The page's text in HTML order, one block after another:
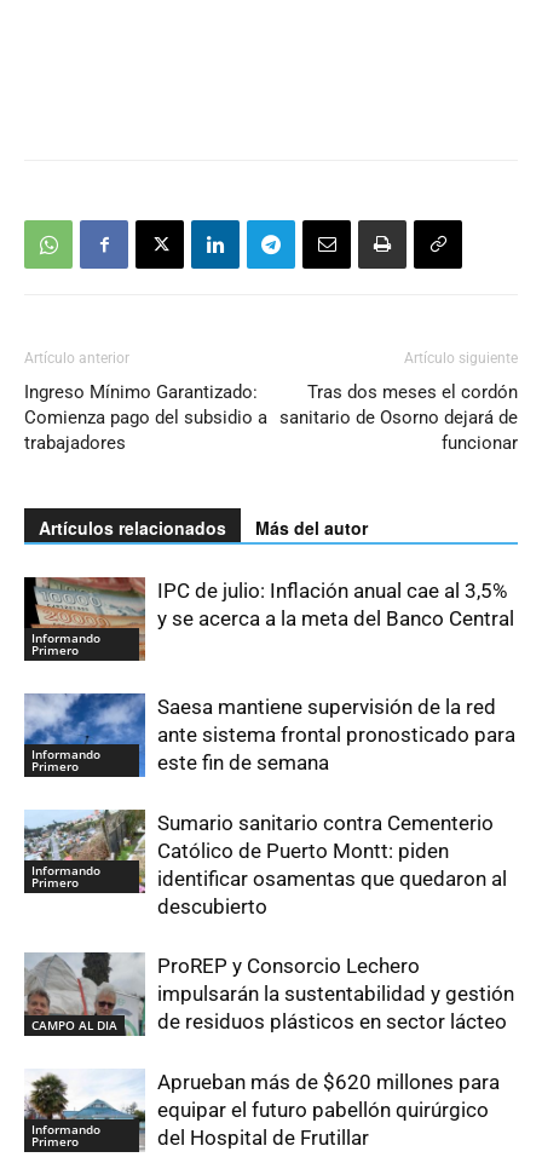
Artículo anterior
Ingreso Mínimo Garantizado:
Comienza pago del subsidio a
trabajadores
Artículo siguiente
Tras dos meses el cordón
sanitario de Osorno dejará de
funcionar
Artículos relacionados Más del autor
Informando
Primero
IPC de julio: Inflación anual cae al 3,5%
y se acerca a la meta del Banco Central
Informando
Primero
Saesa mantiene supervisión de la red
ante sistema frontal pronosticado para
este fin de semana
Informando
Primero
Sumario sanitario contra Cementerio
Católico de Puerto Montt: piden
identificar osamentas que quedaron al
descubierto
CAMPO AL DIA
ProREP y Consorcio Lechero
impulsarán la sustentabilidad y gestión
de residuos plásticos en sector lácteo
Informando
Primero
Aprueban más de $620 millones para
equipar el futuro pabellón quirúrgico
del Hospital de Frutillar